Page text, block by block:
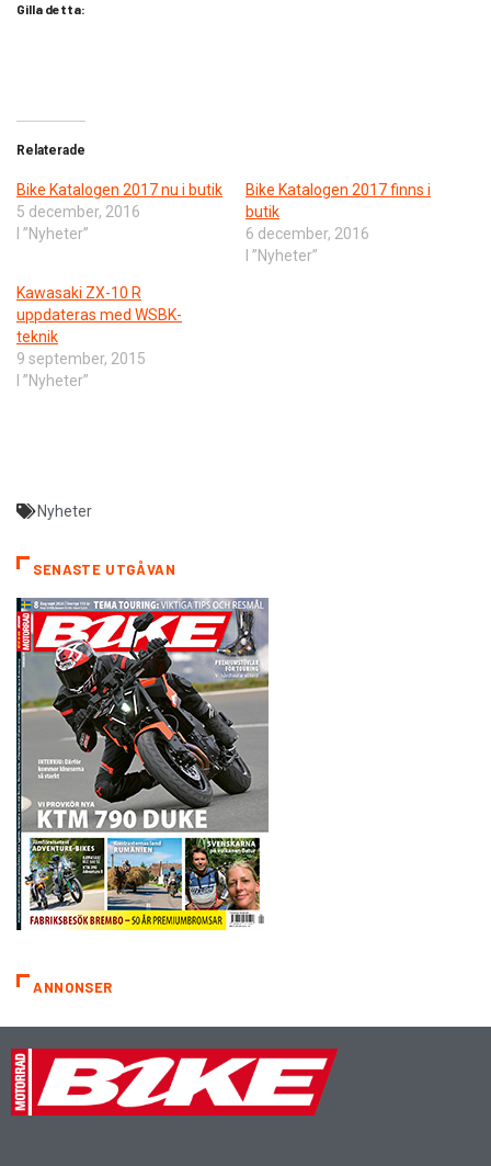
Gilla detta:
Relaterade
Bike Katalogen 2017 nu i butik
5 december, 2016
I ”Nyheter”
Bike Katalogen 2017 finns i
butik
6 december, 2016
I ”Nyheter”
​Kawasaki ZX-10 R
uppdateras med WSBK-
teknik
9 september, 2015
I ”Nyheter”
Nyheter
SENASTE UTGÅVAN
ANNONSER